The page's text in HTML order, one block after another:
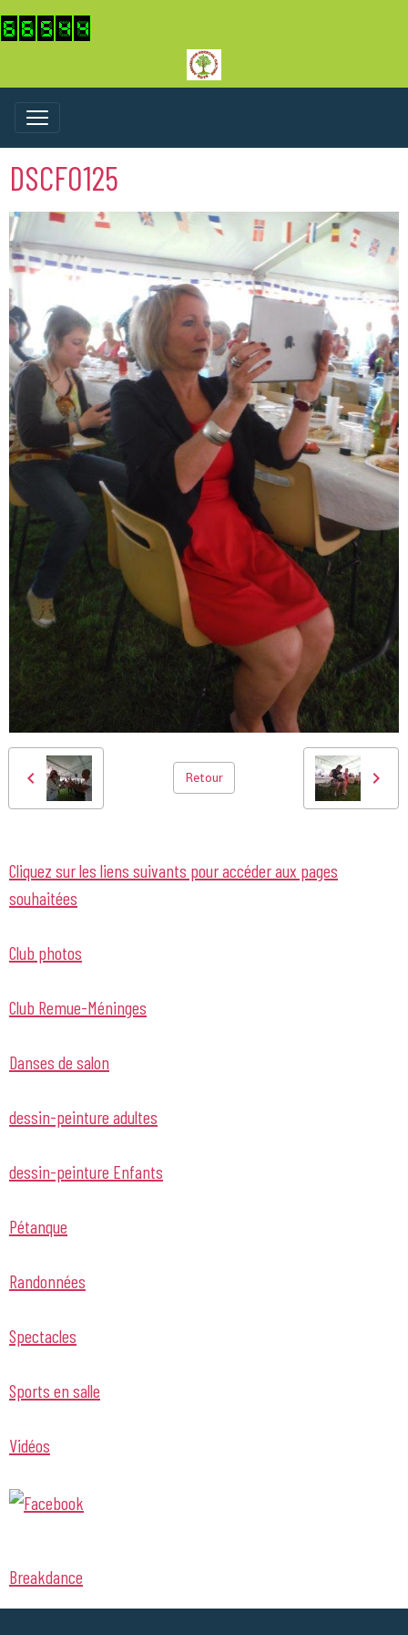
DSCF0125
Retour
Cliquez sur les liens suivants pour accéder aux pages
souhaitées
Club photos
Club Remue-Méninges
Danses de salon
dessin-peinture adultes
dessin-peinture Enfants
Pétanque
Randonnées
Spectacles
Sports en salle
Vidéos
Breakdance